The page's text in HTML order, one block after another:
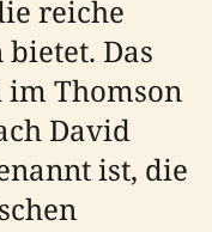
reiche
bietet. Das
im Thomson
David
ist, die